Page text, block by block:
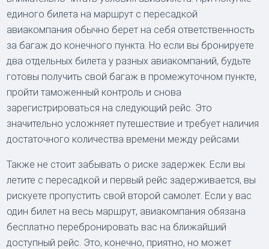
единого билета на маршрут с пересадкой
авиакомпания обычно берет на себя ответственность
за багаж до конечного пункта. Но если вы бронируете
два отдельных билета у разных авиакомпаний, будьте
готовы получить свой багаж в промежуточном пункте,
пройти таможенный контроль и снова
зарегистрироваться на следующий рейс. Это
значительно усложняет путешествие и требует наличия
достаточного количества времени между рейсами.
Также не стоит забывать о риске задержек. Если вы
летите с пересадкой и первый рейс задерживается, вы
рискуете пропустить свой второй самолет. Если у вас
один билет на весь маршрут, авиакомпания обязана
бесплатно перебронировать вас на ближайший
доступный рейс. Это, конечно, приятно, но может